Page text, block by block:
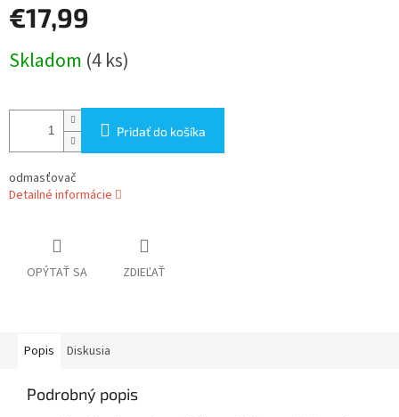
€17,99
cena:
Skladom (4 ks)
Pridať do košíka
odmasťovač
Detailné informácie
OPÝTAŤ SA ZDIEĽAŤ
Popis Diskusia
Podrobný popis